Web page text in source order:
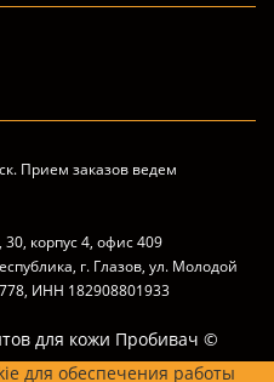
для обеспечения работы
Прием заказов ведем
корпус 4, офис 409
г. Глазов, ул. Молодой
ИНН 182908801933
для кожи Пробивач ©